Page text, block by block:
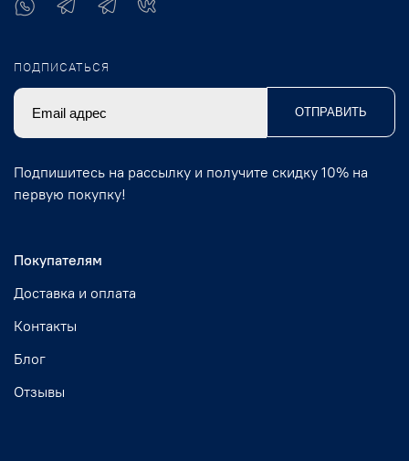
Покупателям
Доставка и оплата
Контакты
Блог
Отзывы
ПОДПИСАТЬСЯ
ОТПРАВИТЬ
Подпишитесь на рассылку и получите скидку 10% на
первую покупку!